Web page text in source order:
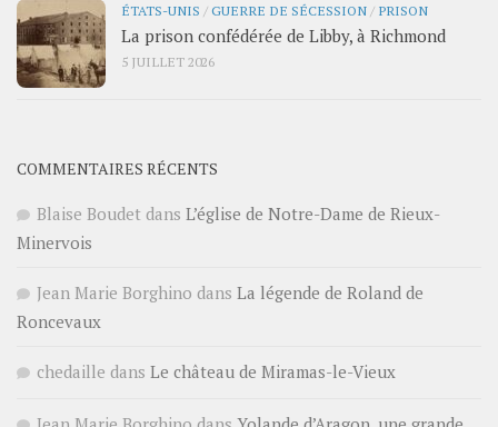
ÉTATS-UNIS /GUERRE DE SÉCESSION / PRISON
La prison confédérée de Libby, à Richmond
5 JUILLET 2026
COMMENTAIRES RÉCENTS
Blaise Boudet dans L’église de Notre-Dame de Rieux-
Minervois
Jean Marie Borghino dans La légende de Roland de
Roncevaux
chedaille dans Le château de Miramas-le-Vieux